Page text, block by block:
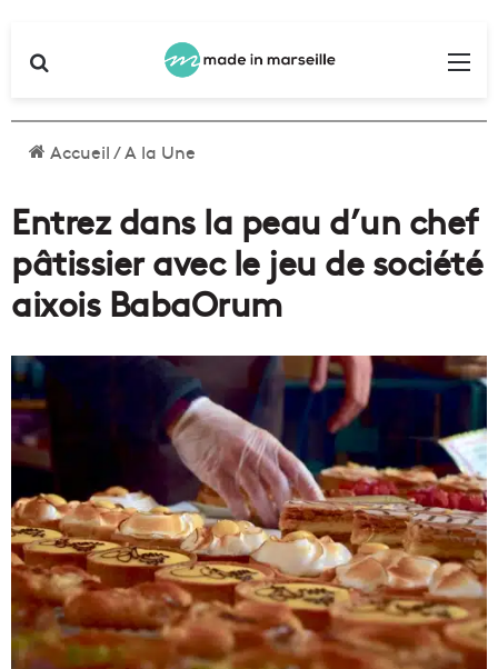
Accueil/A la Une
Entrez dans la peau d’un chef
pâtissier avec le jeu de société
aixois BabaOrum